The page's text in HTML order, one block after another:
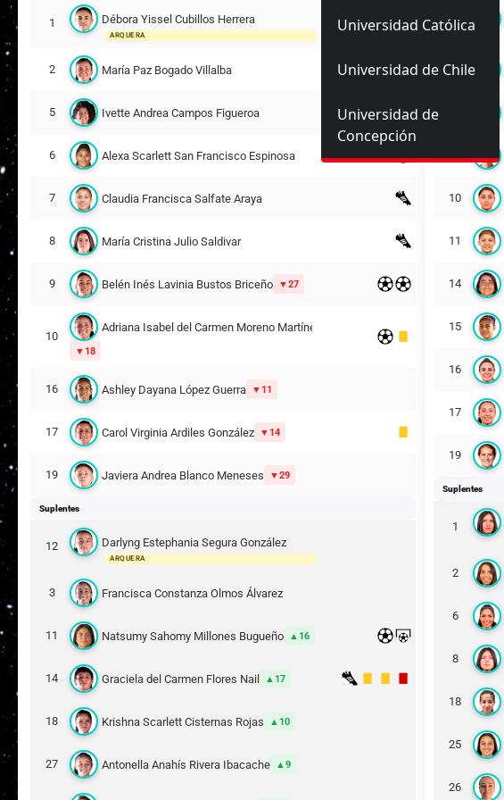
Universidad Católica
Universidad de Chile
Universidad de
Concepción
1 Débora Yissel Cubillos Herrera
ARQUERA
2 María Paz Bogado Villalba
5 Ivette Andrea Campos Figueroa
6 Alexa Scarlett San Francisco Espinosa
7 Claudia Francisca Salfate Araya
8 María Cristina Julio Saldivar
9 Belén Inés Lavinia Bustos Briceño 27
10
Adriana Isabel del Carmen Moreno Martínez
18
16 Ashley Dayana López Guerra 11
17 Carol Virginia Ardiles González 14
19 Javiera Andrea Blanco Meneses 29
Suplentes
12 Darlyng Estephania Segura González
ARQUERA
3 Francisca Constanza Olmos Álvarez
11 Natsumy Sahomy Millones Bugueño 16
14 Graciela del Carmen Flores Nail 17
18 Krishna Scarlett Cisternas Rojas 10
27 Antonella Anahís Rivera Ibacache 9
12
4
7
10
11
14
15
16
17
19
Suplentes
1
2
6
8
18
25
26